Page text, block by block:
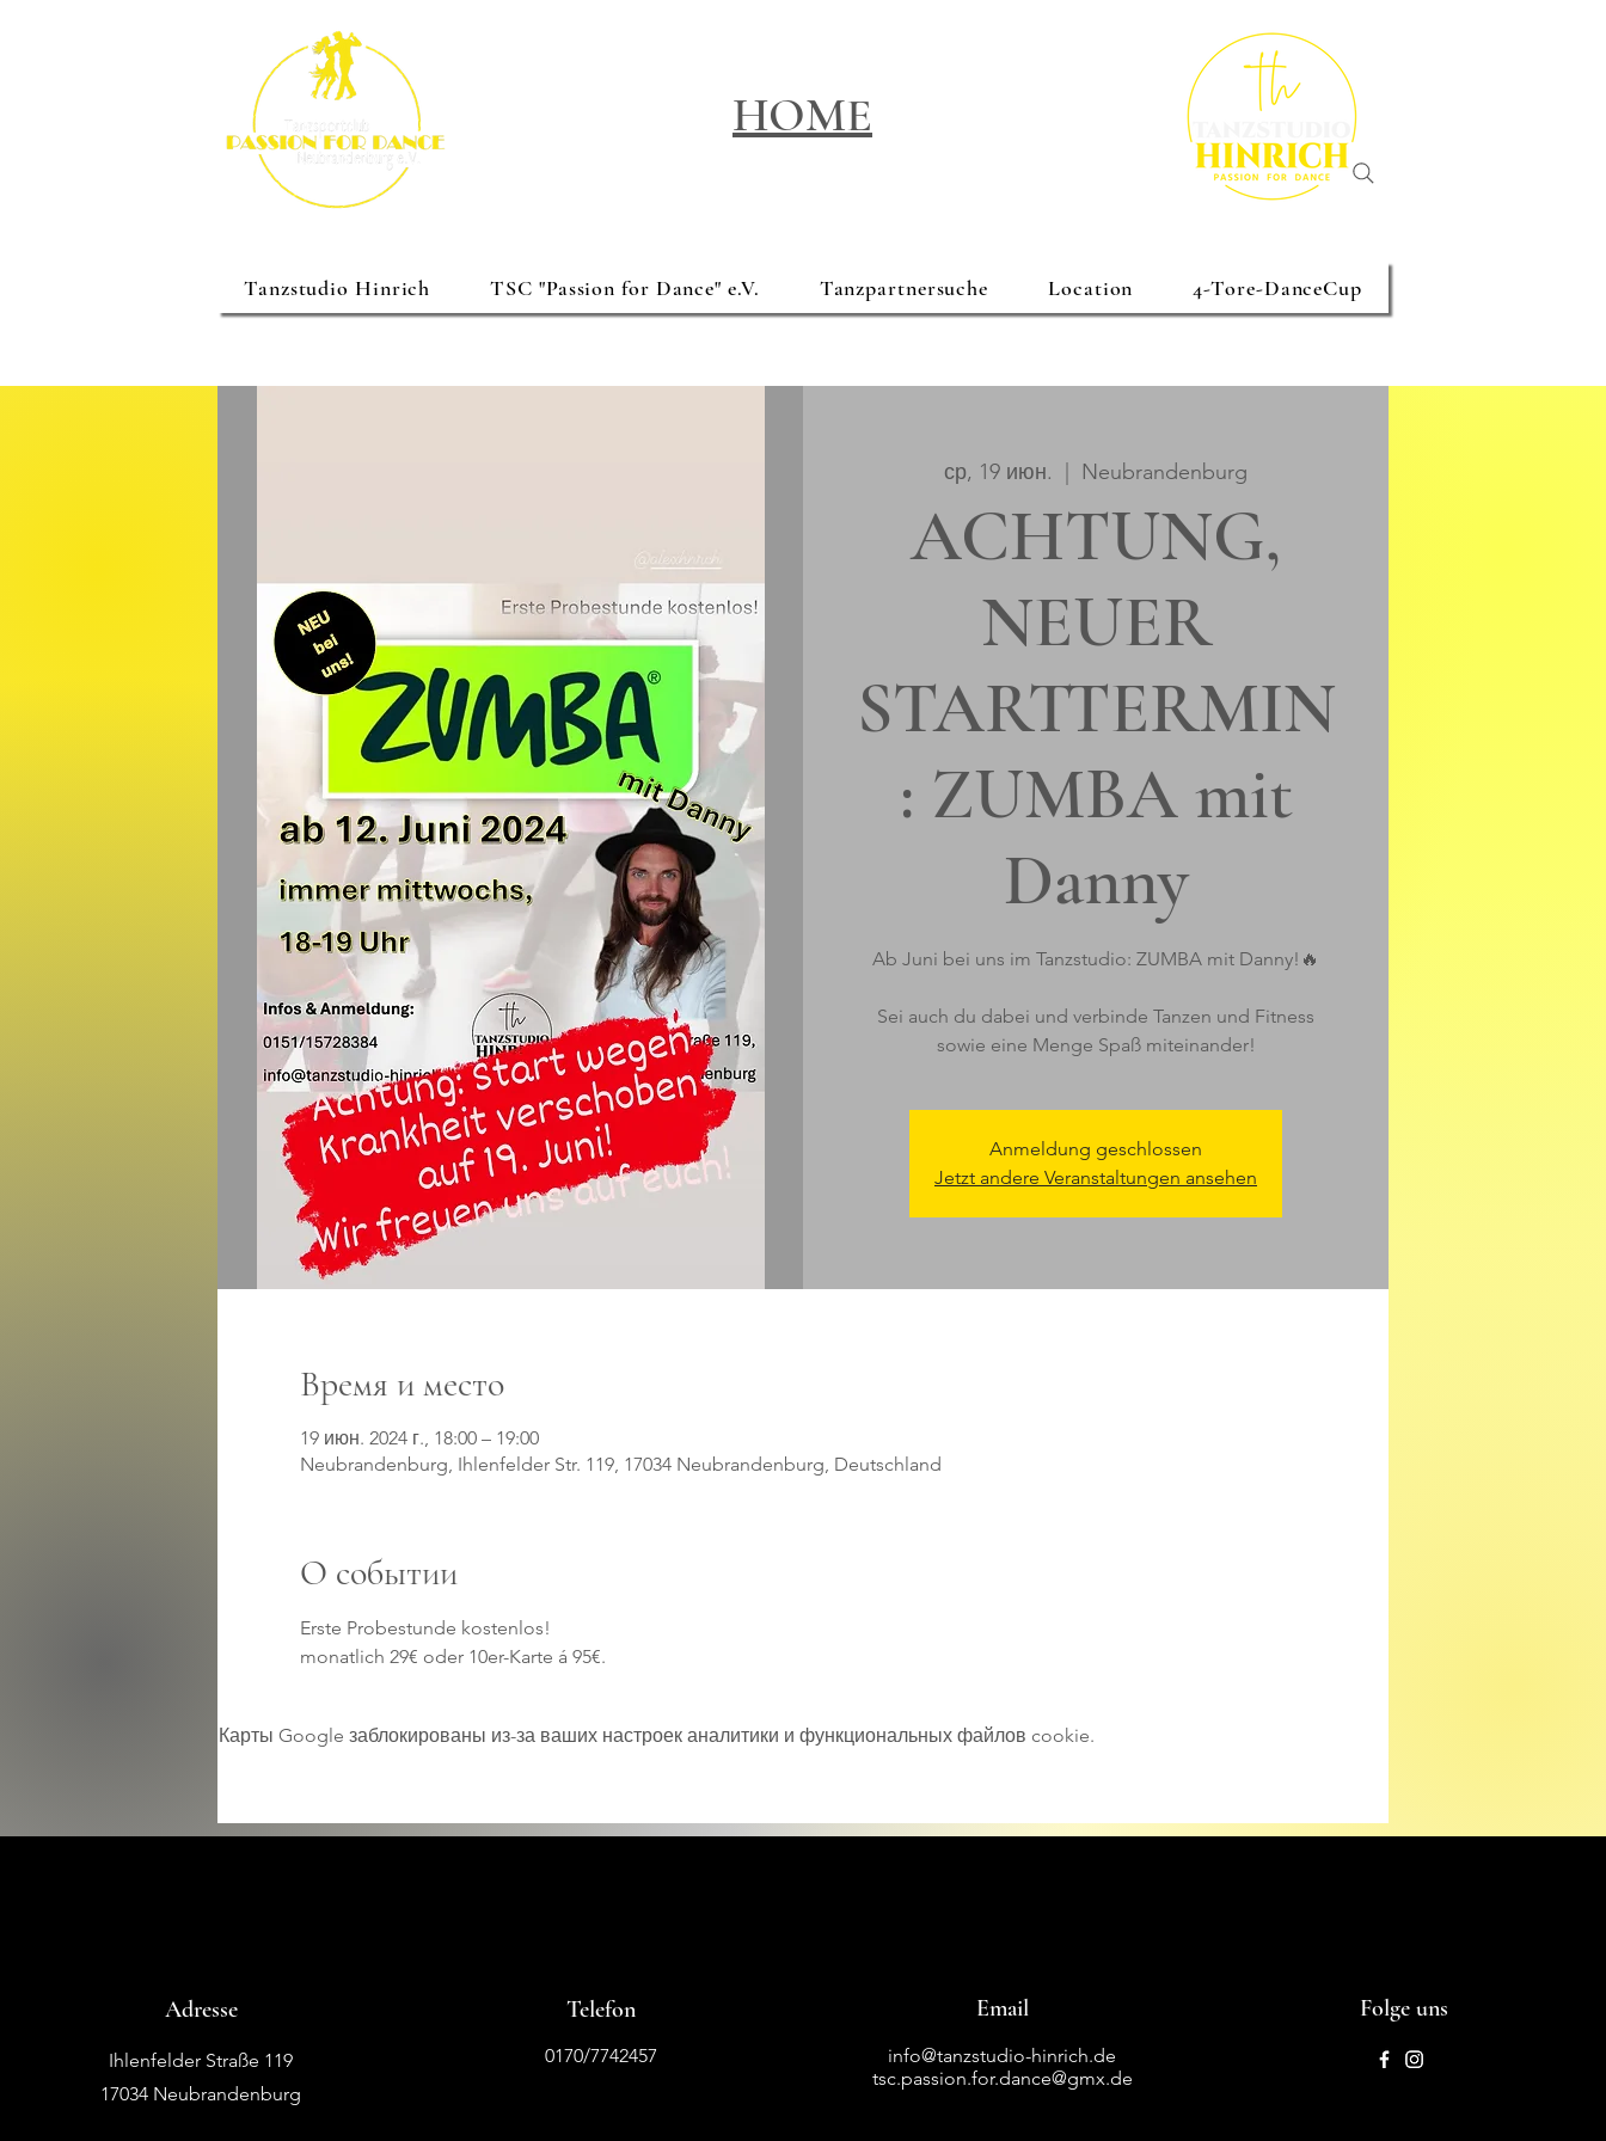
HOME
Tanzstudio Hinrich TSC "Passion for Dance" e.V. Tanzpartnersuche Location 4-Tore-DanceCup
ср, 19 июн. Neubrandenburg
ACHTUNG,
NEUER
STARTTERMIN
: ZUMBA mit
Danny
Ab Juni bei uns im Tanzstudio: ZUMBA mit Danny!🔥
Sei auch du dabei und verbinde Tanzen und Fitness
sowie eine Menge Spaß miteinander!
Anmeldung geschlossen
Jetzt andere Veranstaltungen ansehen
Время и место
19 июн. 2024 г., 18:00 – 19:00
Neubrandenburg, Ihlenfelder Str. 119, 17034 Neubrandenburg, Deutschland
О событии
Erste Probestunde kostenlos!
monatlich 29€ oder 10er-Karte á 95€.
Карты Google заблокированы из-за ваших настроек аналитики и функциональных файлов cookie.
Adresse
Ihlenfelder Straße 119
17034 Neubrandenburg
Telefon
0170/7742457
Email
info@tanzstudio-hinrich.de
tsc.passion.for.dance@gmx.de
Folge uns